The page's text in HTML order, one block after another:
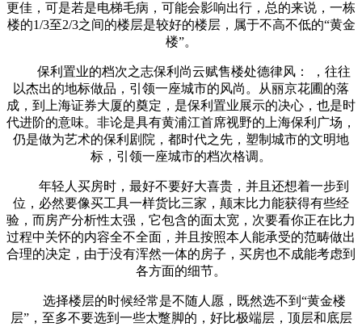
更佳，可是若是电梯毛病，可能会影响出行，总的来说，一栋
楼的1/3至2/3之间的楼层是较好的楼层，属于不高不低的“黄金
楼”。
保利置业的档次之志保利尚云赋售楼处德律风： ，往往
以杰出的地标做品，引领一座城市的风尚。从丽京花圃的落
成，到上海证券大厦的奠定，是保利置业展示的决心，也是时
代进阶的意味。非论是具有黄浦江首席视野的上海保利广场，
仍是做为艺术的保利剧院，都时代之先，塑制城市的文明地
标，引领一座城市的档次格调。
年轻人买房时，最好不要好大喜贵，并且还想着一步到
位，必然要像买工具一样货比三家，颠末比力能获得有些经
验，而房产分析性太强，它包含的面太宽，次要看你正在比力
过程中关怀的内容全不全面，并且按照本人能承受的范畴做出
合理的决定，由于没有浑然一体的房子，买房也不成能考虑到
各方面的细节。
选择楼层的时候经常是不随人愿，既然选不到“黄金楼
层”，至多不要选到一些太蹩脚的，好比极端层，顶层和底层